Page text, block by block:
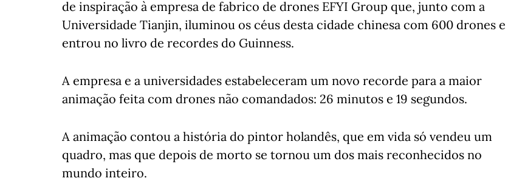
de inspiração à empresa de fabrico de drones EFYI Group que, junto com a
Universidade Tianjin, iluminou os céus desta cidade chinesa com 600 drones e
entrou no livro de recordes do Guinness.
A empresa e a universidades estabeleceram um novo recorde para a maior
animação feita com drones não comandados: 26 minutos e 19 segundos.
A animação contou a história do pintor holandês, que em vida só vendeu um
quadro, mas que depois de morto se tornou um dos mais reconhecidos no
mundo inteiro.